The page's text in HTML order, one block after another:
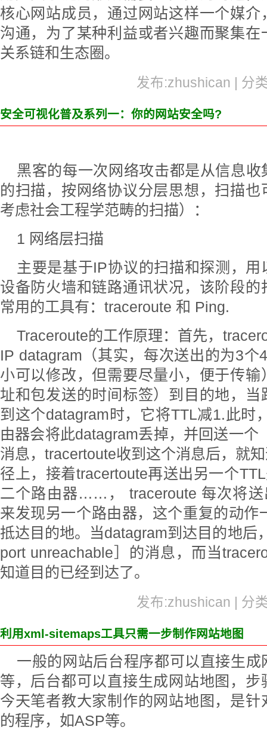
核心网站成员，通过网站这样一个媒
沟通，为了某种利益或者兴趣而聚集
关系链和生态圈。
发布:zhushican | 分
安全可视化普及系列一：你的网站安全吗?
黑客的每一次网络攻击都是从信息
的扫描，按网络协议分层思想，扫描
考虑社会工程学范畴的扫描）：
1 网络层扫描
主要是基于IP协议的扫描和探测，
设备防火墙和链路通讯状况，该阶段
常用的工具有：traceroute 和 Ping.
Traceroute的工作原理：首先，
IP datagram（其实，每次送出的为3个
小可以修改，但需要尽量小，便于传
址和包发送的时间标签）到目的地，
到这个datagram时，它将TTL减1.此时
由器会将此datagram丢掉，并回送一个
消息，tracertoute收到这个消息后，就
径上，接着tracertoute再送出另一个
二个路由器……， traceroute 每次将送
来发现另一个路由器，这个重复的动作
抵达目的地。当datagram到达目的地后
port unreachable］的消息，而当
知道目的已经到达了。
发布:zhushican | 分
利用xml-sitemaps工具只需一步制作网站地图
一般的网站后台程序都可以直接生
等，后台都可以直接生成网站地图，
今天笔者教大家制作的网站地图，是
的程序，如ASP等。